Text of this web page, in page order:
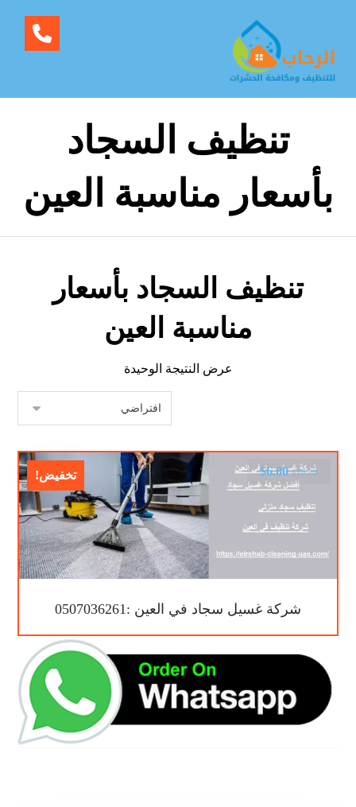
تنظيف السجاد
بأسعار مناسبة العين
تنظيف السجاد بأسعار
مناسبة العين
عرض النتيجة الوحيدة
تخفيض!
شركة غسيل سجاد في العين :0507036261
$10.00
$6.00